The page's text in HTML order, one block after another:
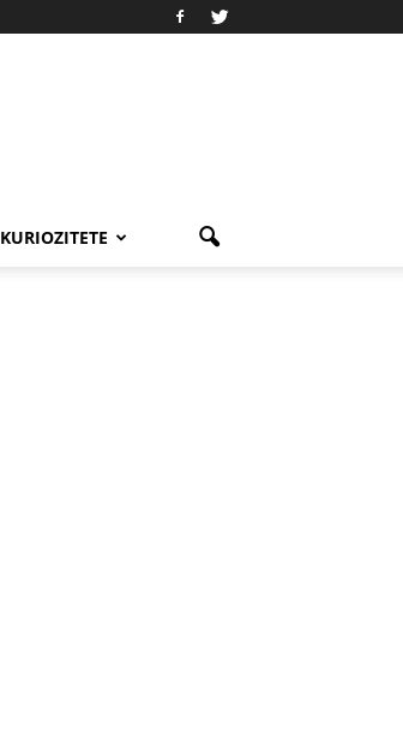
KURIOZITETE